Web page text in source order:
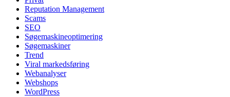
Reputation Management
Scams
SEO
Søgemaskineoptimering
Søgemaskiner
Trend
Viral markedsføring
Webanalyser
Webshops
WordPress